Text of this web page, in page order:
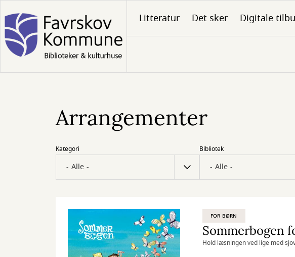
til
hovedindhold
Litteratur Det sker Digitale
Arrangementer
Kategori Bibliotek
FOR BØRN
Sommerbogen
Hold læsningen ved lige med